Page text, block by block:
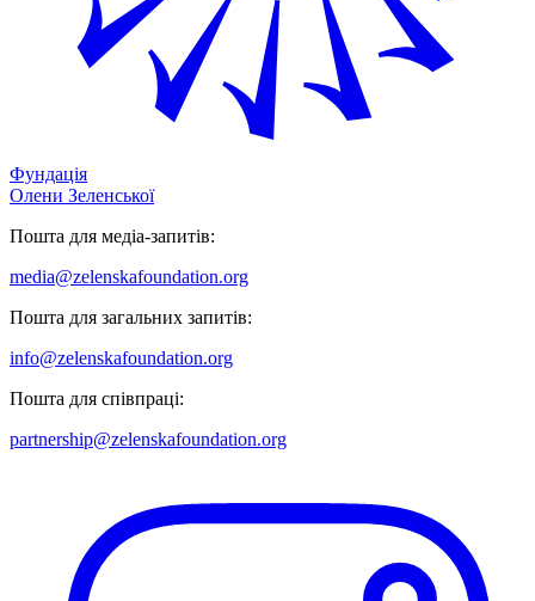
Фундація
Олени Зеленської
Пошта для медіа-запитів:
media@zelenskafoundation.org
Пошта для загальних запитів:
info@zelenskafoundation.org
Пошта для співпраці:
partnership@zelenskafoundation.org